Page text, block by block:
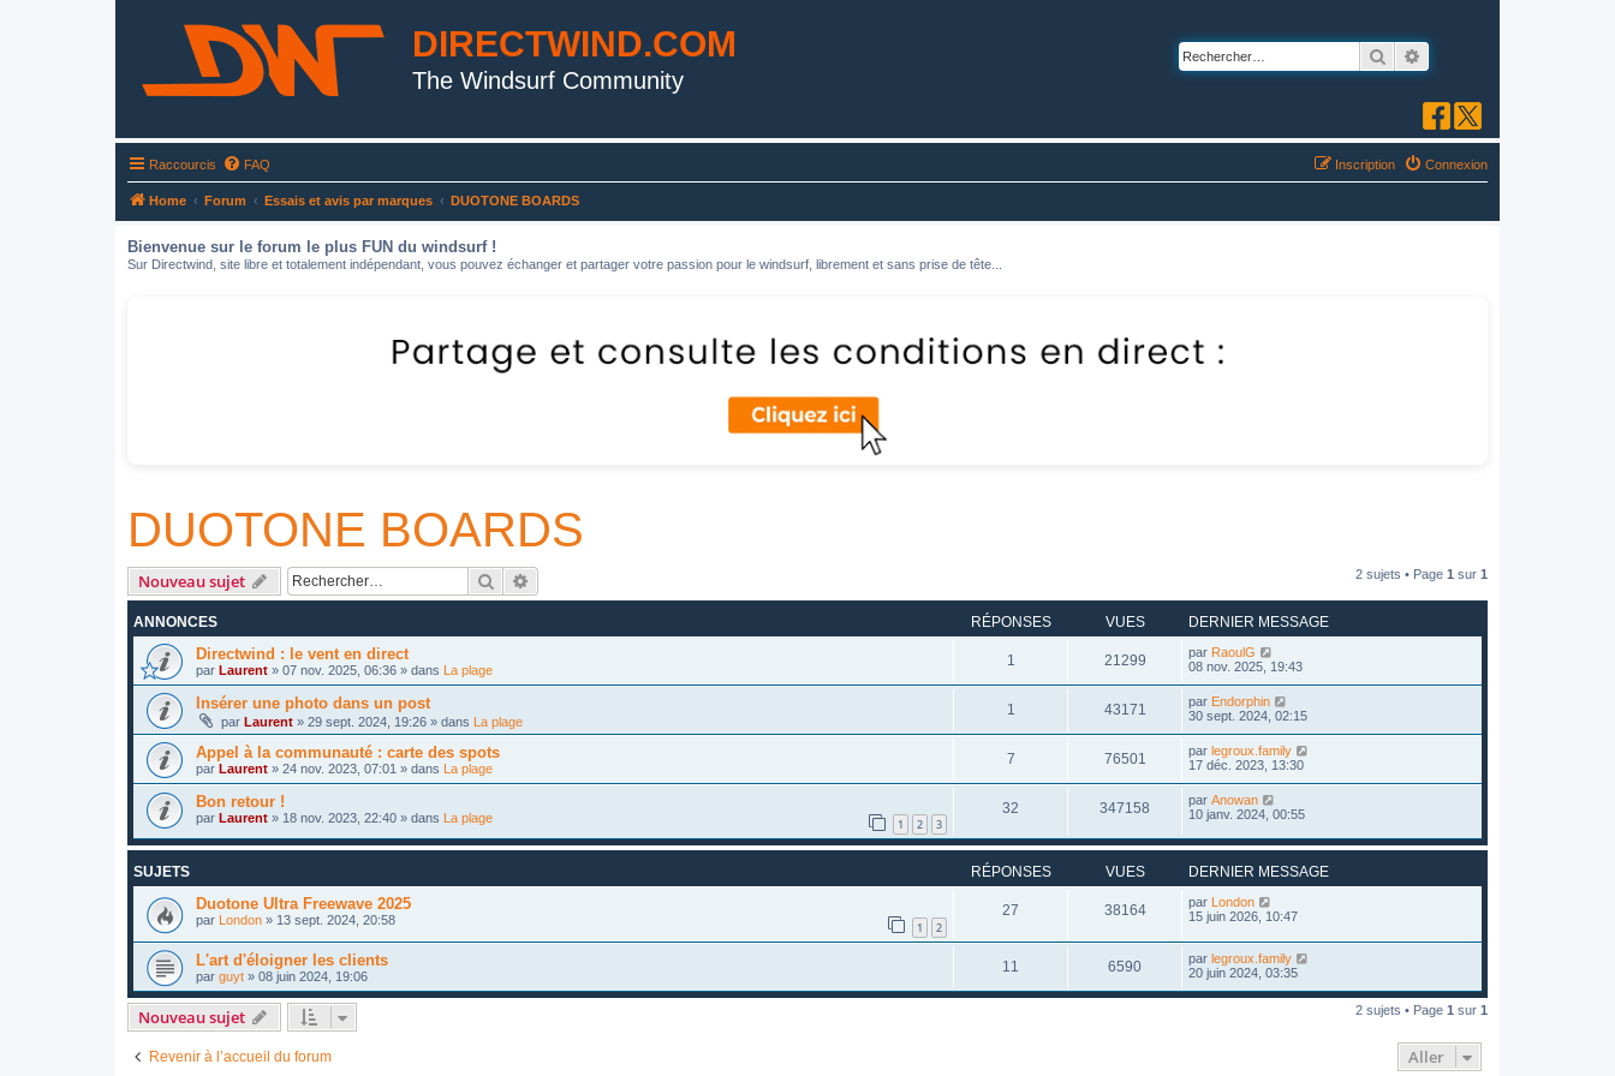
DIRECTWIND.COM
The Windsurf Community
Rechercher
Raccourcis FAQ Connexion
Inscription
Home Forum Essais et avis par marques DUOTONE BOARDS
Bienvenue sur le forum le plus FUN du windsurf !
Sur Directwind, site libre et totalement indépendant, vous pouvez échanger et partager votre passion pour le windsurf, librement et sans prise de tête...
DUOTONE BOARDS
Nouveau sujet Rechercher 2 sujets • Page 1 sur 1
ANNONCES RÉPONSES VUES DERNIER MESSAGE
Directwind : le vent en direct
par Laurent » 07 nov. 2025, 06:36 » dans La plage
1 21299 par RaoulG
08 nov. 2025, 19:43
Insérer une photo dans un post
par Laurent » 29 sept. 2024, 19:26 » dans La plage
1 43171 par Endorphin
30 sept. 2024, 02:15
Appel à la communauté : carte des spots
par Laurent » 24 nov. 2023, 07:01 » dans La plage
7 76501 par legroux.family
17 déc. 2023, 13:30
Bon retour !
par Laurent » 18 nov. 2023, 22:40 » dans La plage 1 2 3
32 347158 par Anowan
10 janv. 2024, 00:55
SUJETS RÉPONSES VUES DERNIER MESSAGE
Duotone Ultra Freewave 2025
par London » 13 sept. 2024, 20:58 1 2
27 38164 par
London
15 juin 2026, 10:47
L'art d'éloigner les clients
par guyt » 08 juin 2024, 19:06
11 6590 par legroux.family
20 juin 2024, 03:35
Nouveau sujet 2 sujets • Page 1 sur 1
Revenir à l’accueil du forum Aller